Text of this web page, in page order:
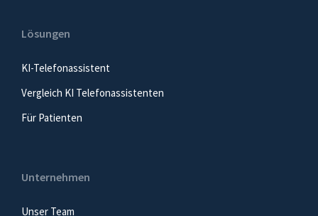
Lösungen
KI-Telefonassistent
Vergleich KI Telefonassistenten
Für Patienten
Unternehmen
Unser Team